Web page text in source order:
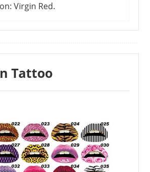
Virgin Red.
in ihren Bewertungen
der Lippenstift wirklich
werden muss. Das Roll-
dabei etwas schwierig und
Konturen nicht sauber
gefragt. Dafür
Haltbarkeit der Farbe.
Tattoo